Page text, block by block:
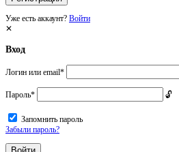
Уже есть аккаунт? Войти
Вход
Логин или email*
Пароль*
Запомнить пароль
Забыли пароль?